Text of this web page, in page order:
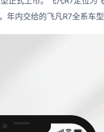
内交给的飞凡R7全系车